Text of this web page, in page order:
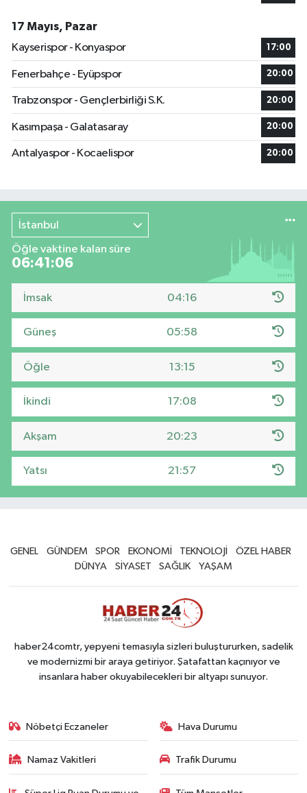
17 Mayıs, Pazar
Kayserispor - Konyaspor
17:00
Fenerbahçe - Eyüpspor 20:00
Trabzonspor - Gençlerbirliği S.K. 20:00
Kasımpaşa - Galatasaray 20:00
Antalyaspor - Kocaelispor 20:00
İstanbul
Öğle vaktine kalan süre
06:41:05
İmsak 04:16
Güneş 05:58
Öğle 13:15
İkindi 17:08
Akşam 20:23
Yatsı 21:57
GENEL GÜNDEM SPOR EKONOMİ TEKNOLOJİ
ÖZEL HABER
DÜNYA
SİYASET SAĞLIK YAŞAM
haber24comtr, yepyeni temasıyla sizleri buluştururken, sadelik
ve modernizmi bir araya getiriyor. Şatafattan kaçınıyor ve
insanlara haber okuyabilecekleri bir altyapı sunuyor.
Nöbetçi Eczaneler Hava Durumu
Namaz Vakitleri Trafik Durumu